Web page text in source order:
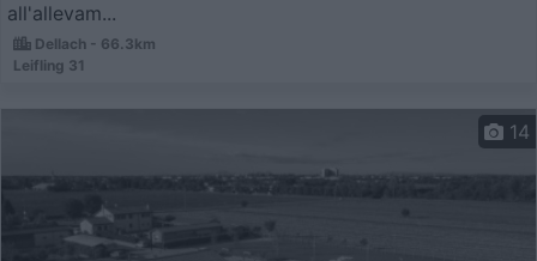
all'allevam...
Dellach - 66.3km
Leifling 31
14